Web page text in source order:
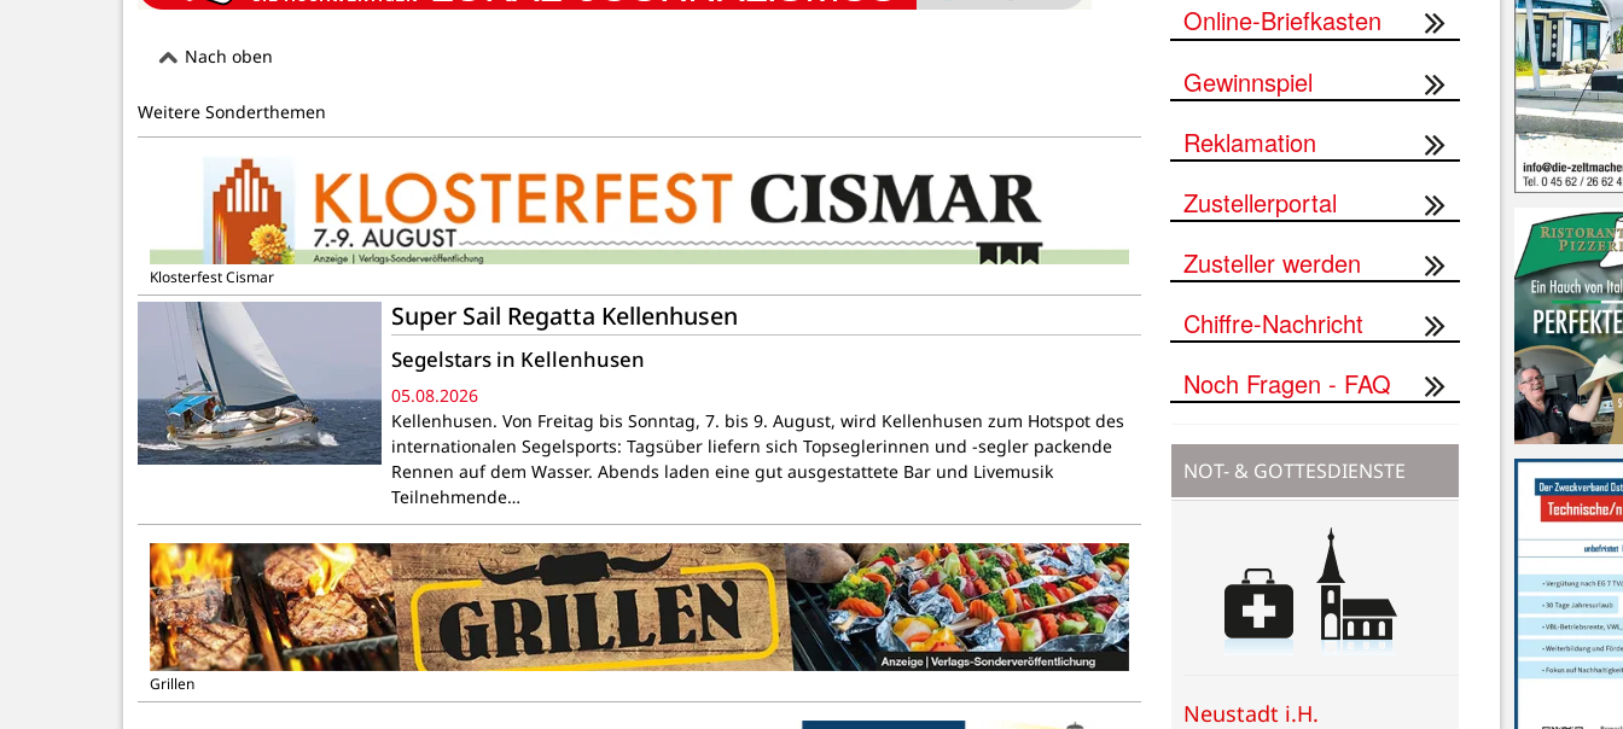
Nach oben
Weitere Sonderthemen
Klosterfest Cismar
Super Sail Regatta Kellenhusen
Segelstars in Kellenhusen
05.08.2026
Kellenhusen. Von Freitag bis Sonntag, 7. bis 9. August, wird Kellenhusen zum Hotspot des
internationalen Segelsports: Tagsüber liefern sich Topseglerinnen und -segler packende
Rennen auf dem Wasser. Abends laden eine gut ausgestattete Bar und Livemusik
Teilnehmende…
Grillen
Online-Briefkasten
Gewinnspiel
Reklamation
Zustellerportal
Zusteller werden
Chiffre-Nachricht
Noch Fragen - FAQ
NOT- & GOTTESDIENSTE
Neustadt i.H.